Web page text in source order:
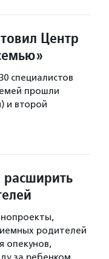
Центр
специалистов
прошли
и второй
родителей
опекунов,